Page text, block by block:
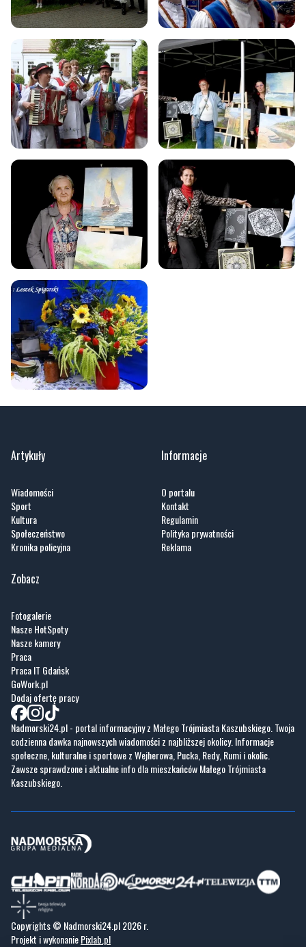
Artykuły
Wiadomości
Sport
Kultura
Społeczeństwo
Kronika policyjna
Informacje
O portalu
Kontakt
Regulamin
Polityka prywatności
Reklama
Zobacz
Fotogalerie
Nasze HotSpoty
Nasze kamery
Praca
Praca IT Gdańsk
GoWork.pl
Dodaj ofertę pracy
Nadmorski24.pl - portal informacyjny z Małego Trójmiasta Kaszubskiego. Twoja
codzienna dawka najnowszych wiadomości z najbliższej okolicy. Informacje
społeczne, kulturalne i sportowe z Wejherowa, Pucka, Redy, Rumi i okolic.
Zawsze sprawdzone i aktualne info dla mieszkańców Małego Trójmiasta
Kaszubskiego.
Copyrights © Nadmorski24.pl 2026 r.
Projekt i wykonaniePixlab.pl